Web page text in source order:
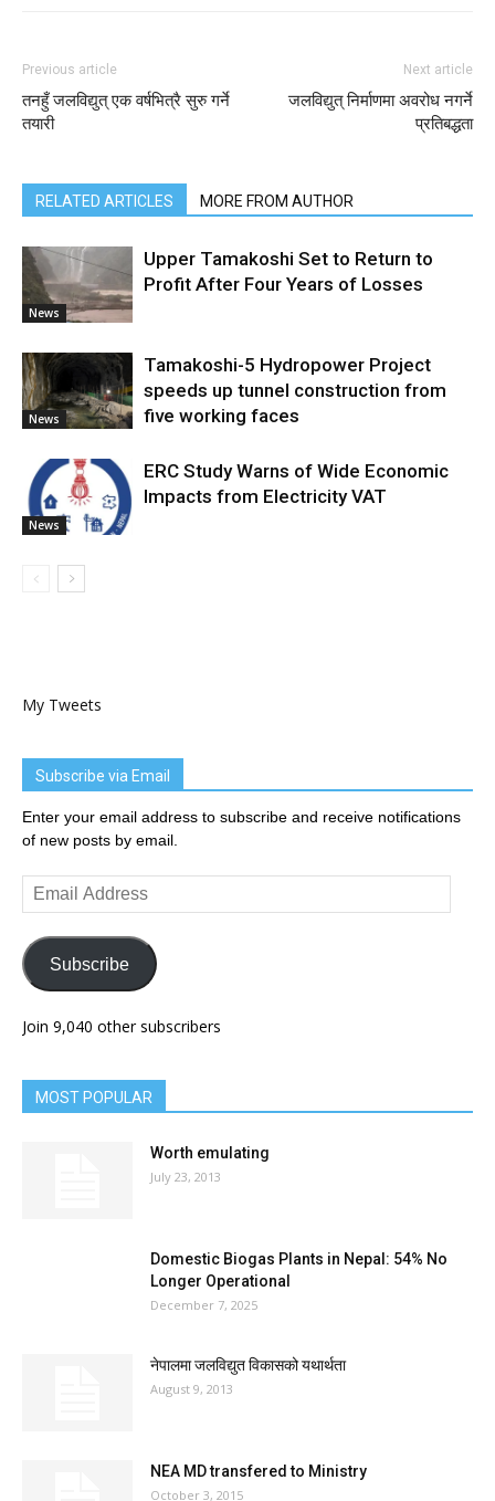
Previous article
तनहुँ जलविद्युत् एक वर्षभित्रै सुरु गर्ने
तयारी
Next article
जलविद्युत् निर्माणमा अवरोध नगर्ने
प्रतिबद्धता
RELATED ARTICLES MORE FROM AUTHOR
News
Upper Tamakoshi Set to Return to
Profit After Four Years of Losses
News
Tamakoshi-5 Hydropower Project
speeds up tunnel construction from
five working faces
News
ERC Study Warns of Wide Economic
Impacts from Electricity VAT
My Tweets
Subscribe via Email
Enter your email address to subscribe and receive notifications
of new posts by email.
Email
Address
Subscribe
Join 9,040 other subscribers
MOST POPULAR
Worth emulating
July 23, 2013
Domestic Biogas Plants in Nepal: 54% No
Longer Operational
December 7, 2025
नेपालमा जलविद्युत विकासको यथार्थता
August 9, 2013
NEA MD transfered to Ministry
October 3, 2015